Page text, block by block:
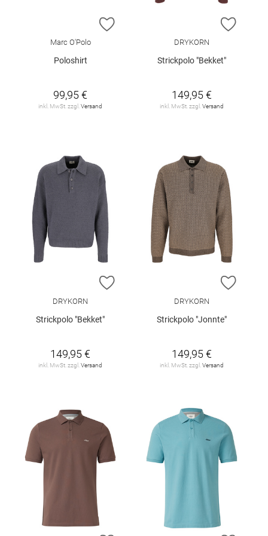
ZUR WUNSCHLISTE HINZUFÜGEN
Marc O'Polo
Poloshirt
99,95 €
inkl. MwSt. zzgl. Versand
ZUR
DRYKORN
Strickpolo "Bekket"
149,95 €
inkl. MwSt. zzgl. Versand
ZUR WUNSCHLISTE HINZUFÜGEN
DRYKORN
Strickpolo "Bekket"
149,95 €
inkl. MwSt. zzgl. Versand
ZUR
DRYKORN
Strickpolo "Jonnte"
149,95 €
inkl. MwSt. zzgl. Versand